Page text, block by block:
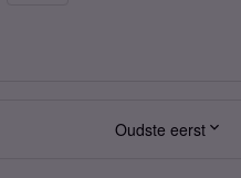
Oudste eerst